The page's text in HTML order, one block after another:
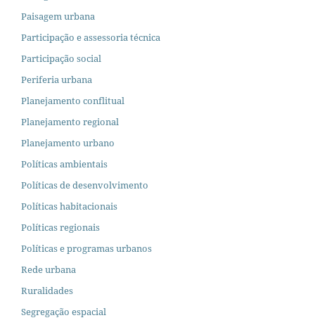
Paisagem urbana
Participação e assessoria técnica
Participação social
Periferia urbana
Planejamento conflitual
Planejamento regional
Planejamento urbano
Políticas ambientais
Políticas de desenvolvimento
Políticas habitacionais
Políticas regionais
Políticas e programas urbanos
Rede urbana
Ruralidades
Segregação espacial